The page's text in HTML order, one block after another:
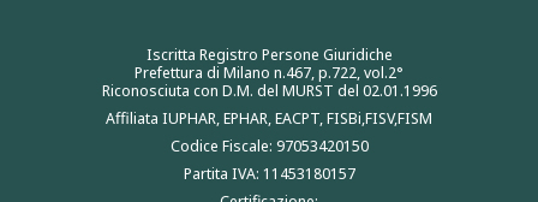
Iscritta Registro Persone Giuridiche
Prefettura di Milano n.467, p.722, vol.2°
Riconosciuta con D.M. del MURST del 02.01.1996
Affiliata IUPHAR, EPHAR, EACPT, FISBi,FISV,FISM
Codice Fiscale: 97053420150
Partita IVA: 11453180157